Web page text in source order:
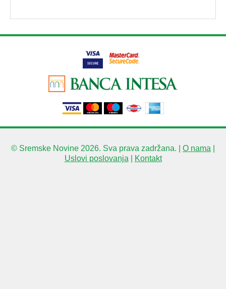
© Sremske Novine 2026. Sva prava zadržana. | O nama
Uslovi poslovanja| Kontakt